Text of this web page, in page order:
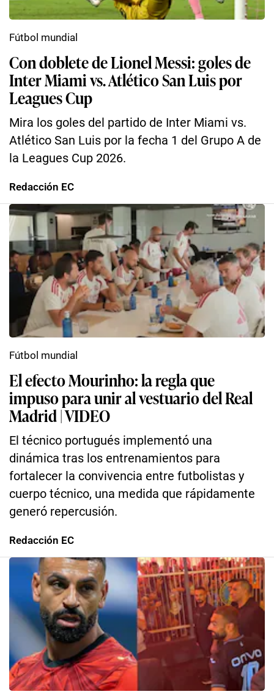
Con doblete de Lionel Messi: goles de
Inter Miami vs. Atlético San Luis por
Leagues Cup
Mira los goles del partido de Inter Miami vs.
Atlético San Luis por la fecha 1 del Grupo A de
la Leagues Cup 2026.
Fútbol mundial
Redacción EC
El efecto Mourinho: la regla que
impuso para unir al vestuario del Real
Madrid | VIDEO
El técnico portugués implementó una
dinámica tras los entrenamientos para
fortalecer la convivencia entre futbolistas y
cuerpo técnico, una medida que rápidamente
generó repercusión.
Fútbol mundial
Redacción EC